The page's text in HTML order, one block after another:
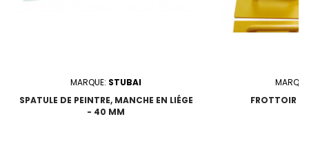
MARQUE: STUBAI
SPATULE DE PEINTRE, MANCHE EN LIÉGE
- 40 MM
FROTTOIR